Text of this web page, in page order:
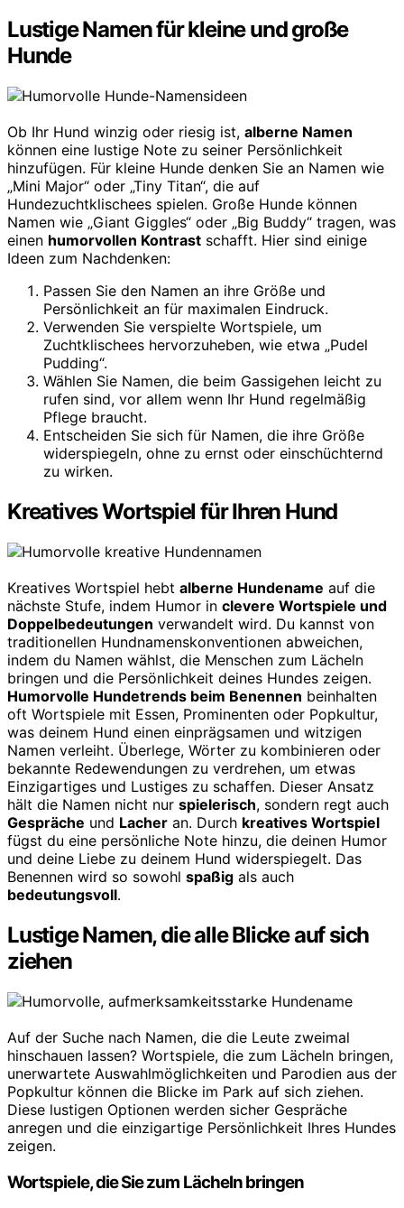
Lustige Namen für kleine und große
Hunde
Ob Ihr Hund winzig oder riesig ist, alberne Namen
können eine lustige Note zu seiner Persönlichkeit
hinzufügen. Für kleine Hunde denken Sie an Namen wie
„Mini Major“ oder „Tiny Titan“, die auf
Hundezuchtklischees spielen. Große Hunde können
Namen wie „Giant Giggles“ oder „Big Buddy“ tragen, was
einen humorvollen Kontrast schafft. Hier sind einige
Ideen zum Nachdenken:
Passen Sie den Namen an ihre Größe und
Persönlichkeit an für maximalen Eindruck.
Verwenden Sie verspielte Wortspiele, um
Zuchtklischees hervorzuheben, wie etwa „Pudel
Pudding“.
Wählen Sie Namen, die beim Gassigehen leicht zu
rufen sind, vor allem wenn Ihr Hund regelmäßig
Pflege braucht.
Entscheiden Sie sich für Namen, die ihre Größe
widerspiegeln, ohne zu ernst oder einschüchternd
zu wirken.
Kreatives Wortspiel für Ihren Hund
Kreatives Wortspiel hebt alberne Hundename auf die
nächste Stufe, indem Humor in clevere Wortspiele und
Doppelbedeutungen verwandelt wird. Du kannst von
traditionellen Hundnamenskonventionen abweichen,
indem du Namen wählst, die Menschen zum Lächeln
bringen und die Persönlichkeit deines Hundes zeigen.
Humorvolle Hundetrends beim Benennen beinhalten
oft Wortspiele mit Essen, Prominenten oder Popkultur,
was deinem Hund einen einprägsamen und witzigen
Namen verleiht. Überlege, Wörter zu kombinieren oder
bekannte Redewendungen zu verdrehen, um etwas
Einzigartiges und Lustiges zu schaffen. Dieser Ansatz
hält die Namen nicht nur spielerisch, sondern regt auch
Gespräche und Lacher an. Durch kreatives Wortspiel
fügst du eine persönliche Note hinzu, die deinen Humor
und deine Liebe zu deinem Hund widerspiegelt. Das
Benennen wird so sowohl spaßig als auch
bedeutungsvoll.
Lustige Namen, die alle Blicke auf sich
ziehen
Auf der Suche nach Namen, die die Leute zweimal
hinschauen lassen? Wortspiele, die zum Lächeln bringen,
unerwartete Auswahlmöglichkeiten und Parodien aus der
Popkultur können die Blicke im Park auf sich ziehen.
Diese lustigen Optionen werden sicher Gespräche
anregen und die einzigartige Persönlichkeit Ihres Hundes
zeigen.
Wortspiele, die Sie zum Lächeln bringen